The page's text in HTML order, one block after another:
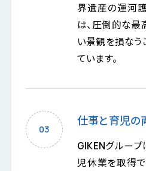
界遺産の運河
は、圧倒的な最
い景観を損なう
ています。
仕事と育児の
GIKENグループ
児休業を取得で